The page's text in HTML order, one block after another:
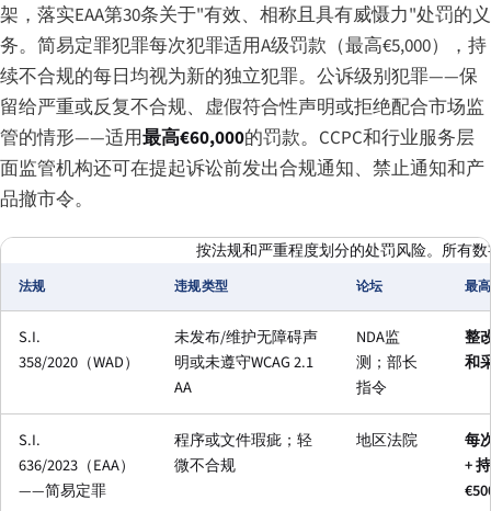
架，落实EAA第30条关于"有效、相称且具有威慑力"处罚的义
务。简易定罪犯罪每次犯罪适用A级罚款（最高€5,000），持
续不合规的每日均视为新的独立犯罪。公诉级别犯罪——保
留给严重或反复不合规、虚假符合性声明或拒绝配合市场监
管的情形——适用最高€60,000的罚款。CCPC和行业服务层
面监管机构还可在提起诉讼前发出合规通知、禁止通知和产
品撤市令。
按法规和严重程度划分的处罚风险。所有
法规 违规类型 论坛 最
S.I.
358/2020（WAD）
未发布/维护无障碍声
明或未遵守WCAG 2.1
AA
NDA监
测；部长
指令
整
和
S.I.
636/2023（EAA）
——简易定罪
程序或文件瑕疵；轻
微不合规
地区法院
每
+